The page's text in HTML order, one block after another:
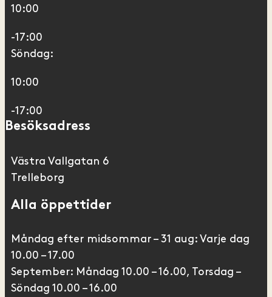
10:00
-17:00
Söndag:
10:00
-17:00
Besöksadress
Västra Vallgatan 6
Trelleborg
Alla öppettider
Måndag efter midsommar – 31 aug: Varje dag
10.00 – 17.00
September: Måndag 10.00 – 16.00, Torsdag –
Söndag 10.00 – 16.00